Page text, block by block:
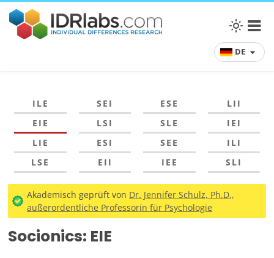
DE
ILE SEI ESE
LII
EIE
LSI SLE
IEI
LIE
ESI SEE
ILI
LSE
EII IEE SLI
Akademisch geprüft von Dr. Jennifer Schulz, Ph.D.,
außerordentliche Professorin für Psychologie
Socionics: EIE